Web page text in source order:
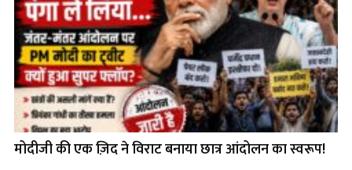
मोदीजी की एक ज़िद ने विराट बनाया छात्र आंदोलन का स्वरूप!